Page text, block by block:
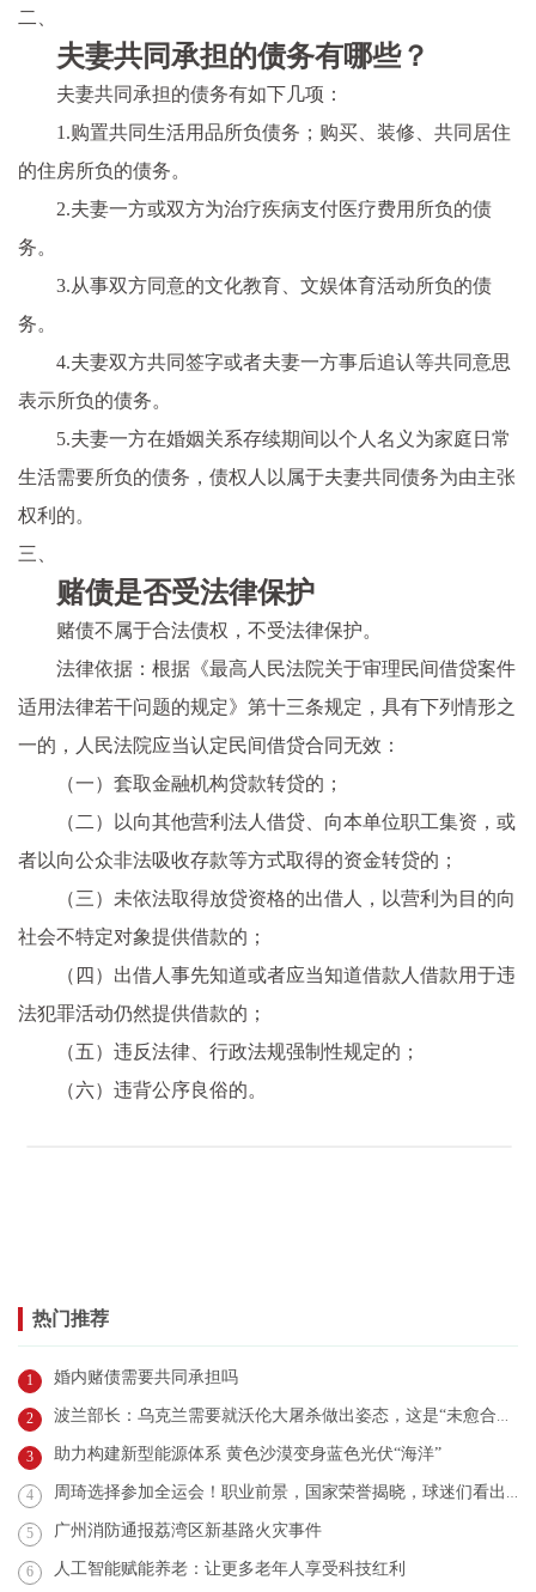
二、
夫妻共同承担的债务有哪些？
夫妻共同承担的债务有如下几项：
1.购置共同生活用品所负债务；购买、装修、共同居住
的住房所负的债务。
2.夫妻一方或双方为治疗疾病支付医疗费用所负的债
务。
3.从事双方同意的文化教育、文娱体育活动所负的债
务。
4.夫妻双方共同签字或者夫妻一方事后追认等共同意思
表示所负的债务。
5.夫妻一方在婚姻关系存续期间以个人名义为家庭日常
生活需要所负的债务，债权人以属于夫妻共同债务为由主张
权利的。
三、
赌债是否受法律保护
赌债不属于合法债权，不受法律保护。
法律依据：根据《最高人民法院关于审理民间借贷案件
适用法律若干问题的规定》第十三条规定，具有下列情形之
一的，人民法院应当认定民间借贷合同无效：
（一）套取金融机构贷款转贷的；
（二）以向其他营利法人借贷、向本单位职工集资，或
者以向公众非法吸收存款等方式取得的资金转贷的；
（三）未依法取得放贷资格的出借人，以营利为目的向
社会不特定对象提供借款的；
（四）出借人事先知道或者应当知道借款人借款用于违
法犯罪活动仍然提供借款的；
（五）违反法律、行政法规强制性规定的；
（六）违背公序良俗的。
热门推荐
1 婚内赌债需要共同承担吗
2 波兰部长：乌克兰需要就沃伦大屠杀做出姿态，这是“未愈合伤口”
3 助力构建新型能源体系 黄色沙漠变身蓝色光伏“海洋”
4 周琦选择参加全运会！职业前景，国家荣誉揭晓，球迷们看出端倪！
5 广州消防通报荔湾区新基路火灾事件
6 人工智能赋能养老：让更多老年人享受科技红利